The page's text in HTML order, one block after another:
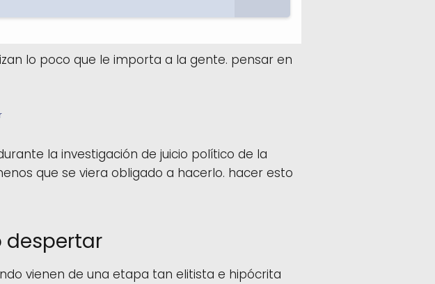
lo poco que le importa a la gente. pensar en
la investigación de juicio político de la
que se viera obligado a hacerlo. hacer esto
despertar
vienen de una etapa tan elitista e hipócrita